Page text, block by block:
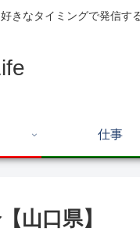
きなタイミングで発信す
仕事
山口県】